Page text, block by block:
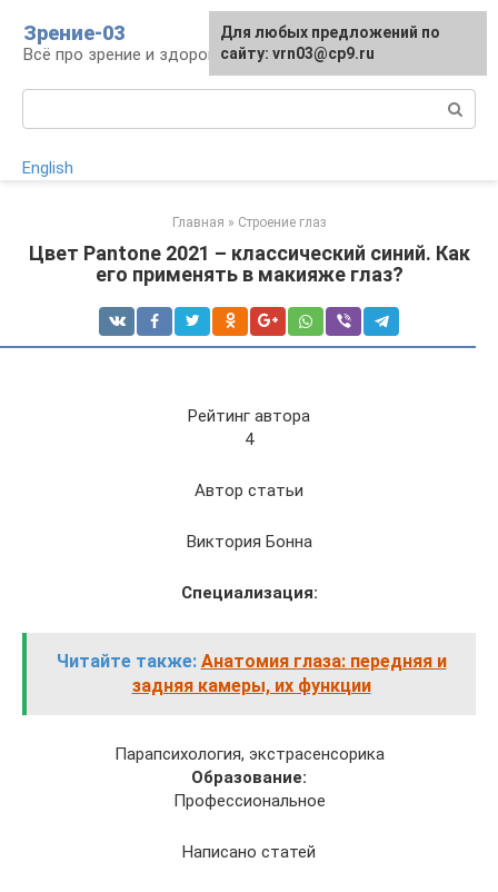
контенту
Зрение-03
Всё про зрение и здоровье глаз
English
Главная » Строение глаз
Цвет Pantone 2021 – классический синий. Как
его применять в макияже глаз?
Рейтинг автора
4
Автор статьи
Виктория Бонна
Специализация:
Читайте также: Анатомия глаза: передняя и
задняя камеры, их функции
Парапсихология, экстрасенсорика
Образование:
Профессиональное
Написано статей
Для любых предложений по
сайту: vrn03@cp9.ru